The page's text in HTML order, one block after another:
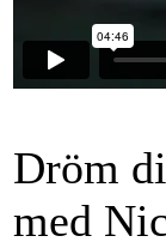
Dröm
med